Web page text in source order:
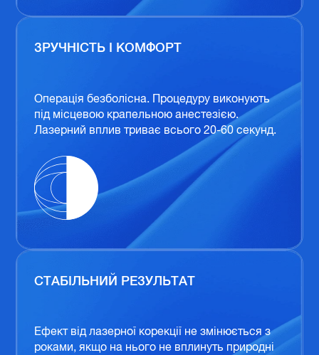
ЗРУЧНІСТЬ І КОМФОРТ
Операція безболісна. Процедуру виконують
під місцевою крапельною анестезією.
Лазерний вплив триває всього 20-60 секунд.
СТАБІЛЬНИЙ РЕЗУЛЬТАТ
Ефект від лазерної корекції не змінюється з
роками, якщо на нього не вплинуть природні